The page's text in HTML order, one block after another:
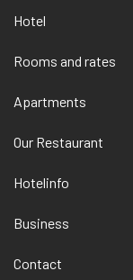
Hotel
Rooms and rates
Apartments
Our Restaurant
Hotelinfo
Business
Contact